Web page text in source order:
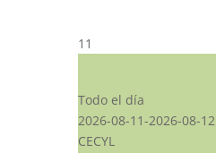
11
Todo el día
2026-08-11-2026-08-12
CECYL